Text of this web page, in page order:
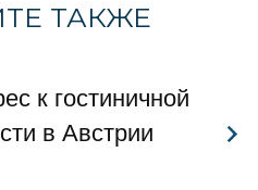
ТАКЖЕ
к гостиничной
в Австрии